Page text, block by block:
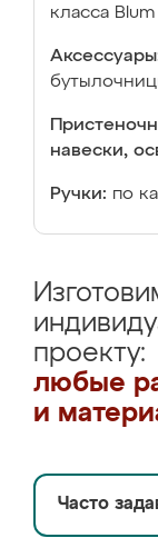
класса
навески,
Ручки: по
проекту:
любые
и
Часто